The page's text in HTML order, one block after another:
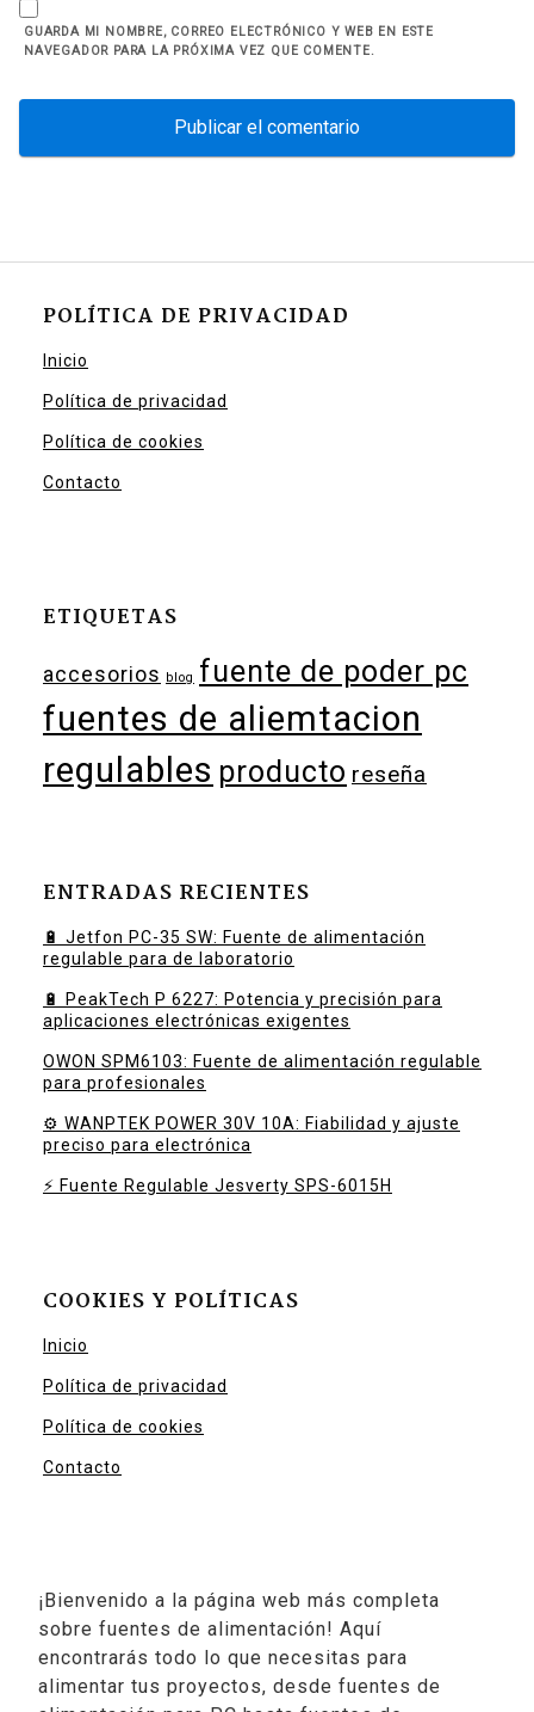
GUARDA MI NOMBRE, CORREO ELECTRÓNICO Y WEB EN ESTE
NAVEGADOR PARA LA PRÓXIMA VEZ QUE COMENTE.
POLÍTICA DE PRIVACIDAD
Inicio
Política de privacidad
Política de cookies
Contacto
ETIQUETAS
accesorios blog fuente de poder pc
fuentes de aliemtacion
regulables producto reseña
ENTRADAS RECIENTES
🔋 Jetfon PC-35 SW: Fuente de alimentación
regulable para de laboratorio
🔋 PeakTech P 6227: Potencia y precisión para
aplicaciones electrónicas exigentes
OWON SPM6103: Fuente de alimentación regulable
para profesionales
⚙️ WANPTEK POWER 30V 10A: Fiabilidad y ajuste
preciso para electrónica
⚡ Fuente Regulable Jesverty SPS-6015H
COOKIES Y POLÍTICAS
Inicio
Política de privacidad
Política de cookies
Contacto
¡Bienvenido a la página web más completa
sobre fuentes de alimentación! Aquí
encontrarás todo lo que necesitas para
alimentar tus proyectos, desde fuentes de